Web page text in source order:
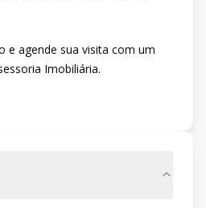
e agende sua visita com um
Imobiliária.